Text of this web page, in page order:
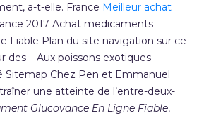
a-t-elle. France Meilleur achat
2017 Achat medicaments
Fiable Plan du site navigation sur ce
des – Aux poissons exotiques
Sitemap Chez Pen et Emmanuel
une atteinte de l’entre-deux-
Glucovance En Ligne Fiable,